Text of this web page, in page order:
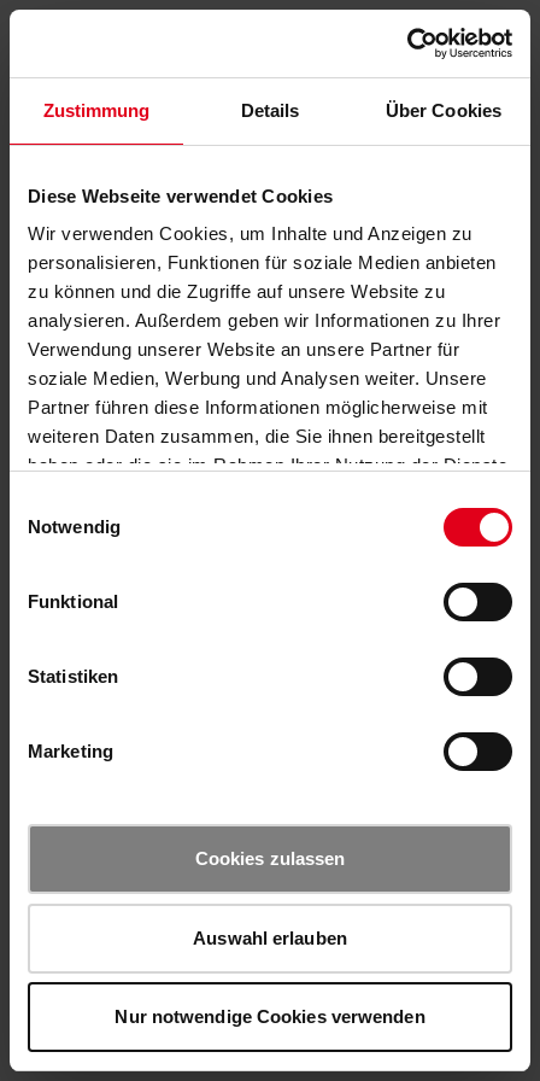
Zustimmung Details Über Cookies
Diese Webseite verwendet Cookies
Wir verwenden Cookies, um Inhalte und Anzeigen zu
personalisieren, Funktionen für soziale Medien anbieten
zu können und die Zugriffe auf unsere Website zu
analysieren. Außerdem geben wir Informationen zu Ihrer
Verwendung unserer Website an unsere Partner für
soziale Medien, Werbung und Analysen weiter. Unsere
Partner führen diese Informationen möglicherweise mit
weiteren Daten zusammen, die Sie ihnen bereitgestellt
haben oder die sie im Rahmen Ihrer Nutzung der Dienste
Notwendig
Funktional
Statistiken
Marketing
Cookies zulassen
Auswahl erlauben
Nur notwendige Cookies verwenden